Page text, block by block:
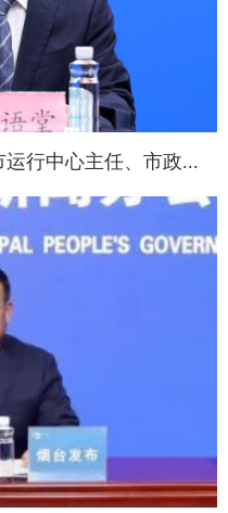
行中心主任、市政...